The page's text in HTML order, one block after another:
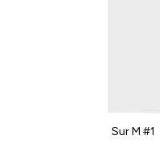
Sur M #1